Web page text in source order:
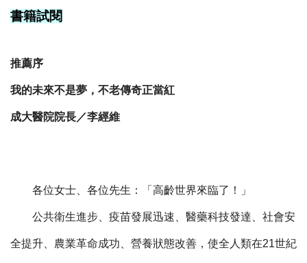
書籍試閱
推薦序
我的未來不是夢，不老傳奇正當紅
成大醫院院長／李經維
各位女士、各位先生：「高齡世界來臨了！」
公共衛生進步、疫苗發展迅速、醫藥科技發達、社會安
全提升、農業革命成功、營養狀態改善，使全人類在21世紀